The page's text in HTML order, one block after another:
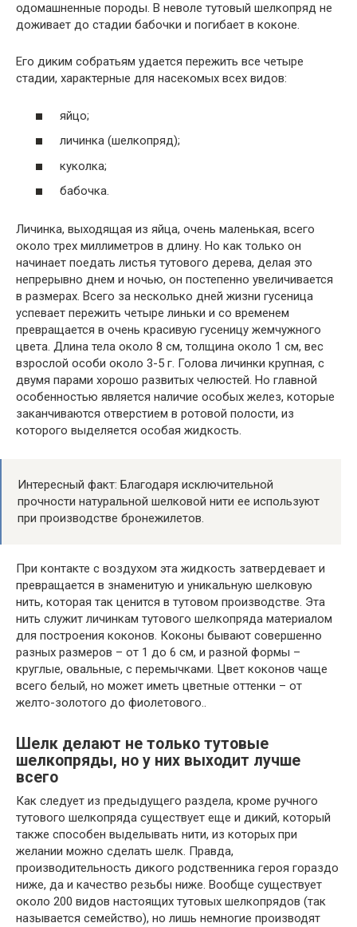
одомашненные породы. В неволе тутовый шелкопряд не
доживает до стадии бабочки и погибает в коконе.
Его диким собратьям удается пережить все четыре
стадии, характерные для насекомых всех видов:
яйцо;
личинка (шелкопряд);
куколка;
бабочка.
Личинка, выходящая из яйца, очень маленькая, всего
около трех миллиметров в длину. Но как только он
начинает поедать листья тутового дерева, делая это
непрерывно днем ​​и ночью, он постепенно увеличивается
в размерах. Всего за несколько дней жизни гусеница
успевает пережить четыре линьки и со временем
превращается в очень красивую гусеницу жемчужного
цвета. Длина тела около 8 см, толщина около 1 см, вес
взрослой особи около 3-5 г. Голова личинки крупная, с
двумя парами хорошо развитых челюстей. Но главной
особенностью является наличие особых желез, которые
заканчиваются отверстием в ротовой полости, из
которого выделяется особая жидкость.
Интересный факт: Благодаря исключительной
прочности натуральной шелковой нити ее используют
при производстве бронежилетов.
При контакте с воздухом эта жидкость затвердевает и
превращается в знаменитую и уникальную шелковую
нить, которая так ценится в тутовом производстве. Эта
нить служит личинкам тутового шелкопряда материалом
для построения коконов. Коконы бывают совершенно
разных размеров – от 1 до 6 см, и разной формы –
круглые, овальные, с перемычками. Цвет коконов чаще
всего белый, но может иметь цветные оттенки – от
желто-золотого до фиолетового..
Шелк делают не только тутовые
шелкопряды, но у них выходит лучше
всего
Как следует из предыдущего раздела, кроме ручного
тутового шелкопряда существует еще и дикий, который
также способен выделывать нити, из которых при
желании можно сделать шелк. Правда,
производительность дикого родственника героя гораздо
ниже, да и качество резьбы ниже. Вообще существует
около 200 видов настоящих тутовых шелкопрядов (так
называется семейство), но лишь немногие производят